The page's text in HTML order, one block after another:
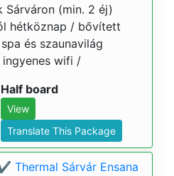
Sárváron (min. 2 éj)
hétköznap / bővített
és szaunavilág
wifi /
Half board
View
Translate This Package
Thermal Sárvár Ensana